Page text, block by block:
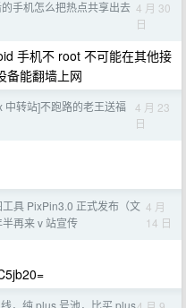
手机怎么把热点共享出去 4 月 30
日
手机不 root 不可能在其他接
备能翻墙上网
中转站]不跑路的老王送福
4 月 23
日
具 PixPin3.0 正式发布（文
再来 v 站宣传
4 月
14 日
，纯 plus 号池，比买 plus